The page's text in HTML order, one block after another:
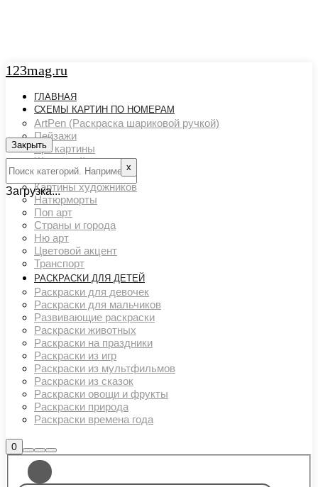
123mag.ru
ГЛАВНАЯ
СХЕМЫ КАРТИН ПО НОМЕРАМ
ArtPen (Раскраска шариковой ручкой)
Пейзажи
Арт картины
Животный мир
Люди
Картины художников
Натюрморты
Поп арт
Страны и города
Ню арт
Цветовой акцент
Транспорт
РАСКРАСКИ ДЛЯ ДЕТЕЙ
Раскраски для девочек
Раскраски для мальчиков
Развивающие раскраски
Раскраски животных
Раскраски на праздники
Раскраски из игр
Раскраски из мультфильмов
Раскраски из сказок
Раскраски овощи и фрукты
Раскраски природа
Раскраски времена года
0Боковая
панель
магазина
Найти
Больше
информации
Главное
меню
Закрыть
х
Загрузка...